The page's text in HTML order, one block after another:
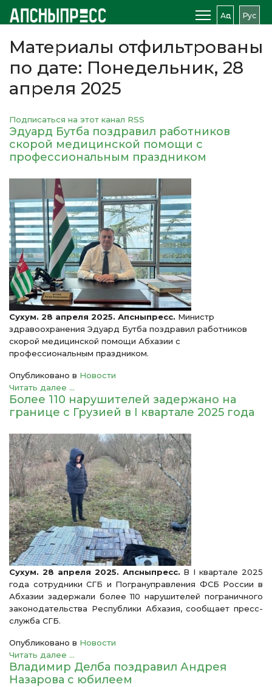
Аԥс Рус
Материалы отфильтрованы
по дате: Понедельник, 28
апреля 2025
Подписаться на этот канал RSS
Эдуард Бутба поздравил работников
скорой медицинской помощи с
профессиональным праздником
Сухум. 28 апреля 2025. Апсныпресс. Министр
здравоохранения Эдуард Бутба поздравил работников
скорой медицинской помощи Абхазии с
профессиональным праздником.
Опубликовано в Новости
Читать далее ...
Более 110 нарушителей задержано на
границе с Грузией в I квартале 2025 года
Сухум. 28 апреля 2025. Апсныпресс. В I квартале 2025
года сотрудники СГБ и Погрануправления ФСБ России в
Абхазии задержали более 110 нарушителей пограничного
законодательства Республики Абхазия, сообщает пресс-
служба СГБ.
Опубликовано в Новости
Читать далее ...
Владимир Делба поздравил Андрея
Назарова с юбилеем